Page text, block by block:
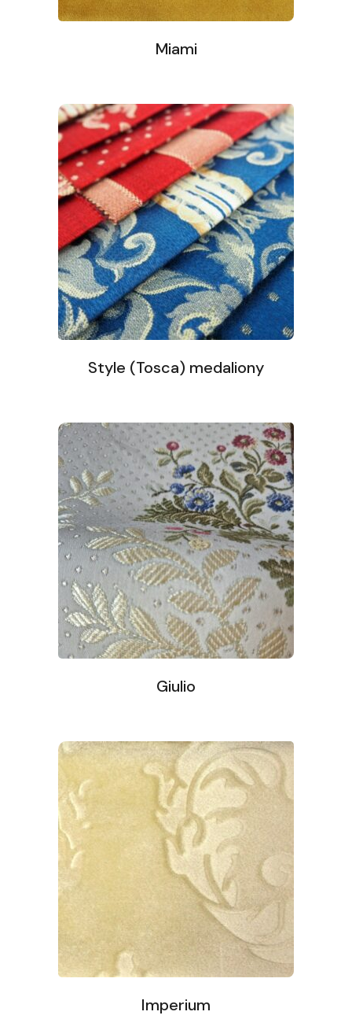
Miami
Style (Tosca) medaliony
Giulio
Imperium